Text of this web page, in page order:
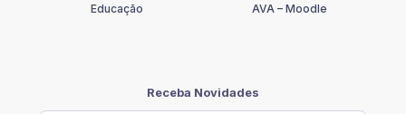
Educação
AVA – Moodle
Receba Novidades